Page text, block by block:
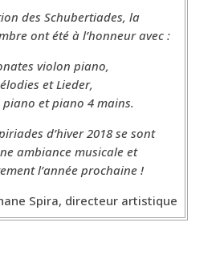
des Schubertiades, la
ont été à l’honneur avec :
violon piano,
et Lieder,
et piano 4 mains.
d’hiver 2018 se sont
ambiance musicale et
l’année prochaine !
Spira, directeur artistique